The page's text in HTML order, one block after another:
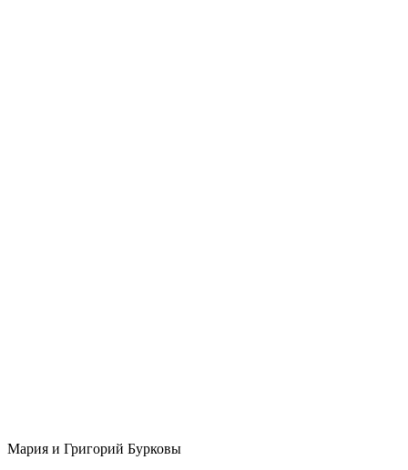
Мария и Григорий Бурковы